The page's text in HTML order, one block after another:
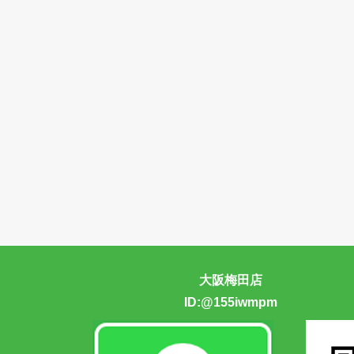
大阪梅田店
ID:@155iwmpm